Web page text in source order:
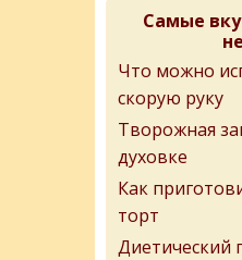
Самые
Что можно
скорую руку
Творожная
духовке
Как
торт
Диетический